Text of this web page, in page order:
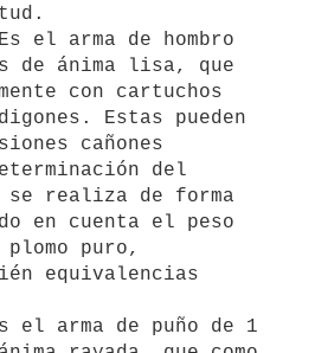
de ánima lisa, que
con cartuchos
Estas pueden
cañones
del
realiza de forma
en cuenta el peso
puro,
equivalencias